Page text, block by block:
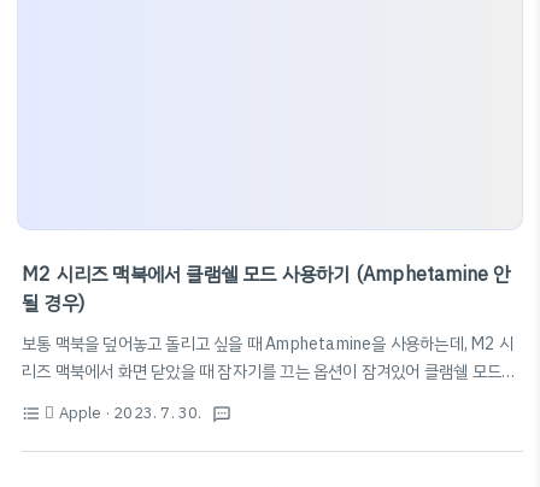
M2 시리즈 맥북에서 클램쉘 모드 사용하기 (Amphetamine 안
될 경우)
보통 맥북을 덮어놓고 돌리고 싶을 때 Amphetamine을 사용하는데, M2 시
리즈 맥북에서 화면 닫았을 때 잠자기를 끄는 옵션이 잠겨있어 클램쉘 모드가
https://www.reddit.com/r/macapps/comments/wme9bk/
From the macapps community on Reddit Explore this post and
format_list_bulleted  Apple · 2023. 7. 30. textsms